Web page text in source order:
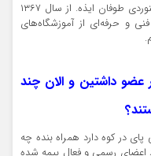
احمد قایی هستم، مدیر مسئول باشگاه کوهنوردی طوفان ایذه. از سال ۱۳۶۷
و از سال ۷۵ به‌صورت فنی و حرفه‌ای از آموزشگاه‌های
عضو داشتین و الان چند
در کوه دارد همراه بنده چه